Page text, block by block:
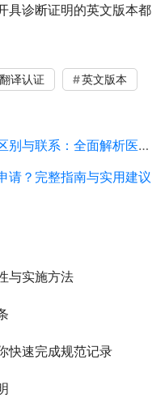
具诊断证明的英文版本都
翻译认证
英文版本
系：全面解析医疗记录的关键
请？完整指南与实用建议
与实施方法
快速完成规范记录